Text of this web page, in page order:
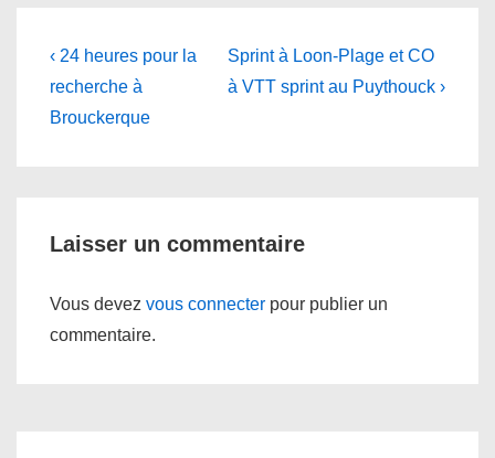
Navigation
de
l’article
Previous
Post
is
‹ 24 heures pour la
recherche à
Brouckerque
Next
Post
Sprint à Loon-Plage et CO
à VTT sprint au Puythouck ›
Laisser un commentaire
Vous devez vous connecter pour publier un
commentaire.